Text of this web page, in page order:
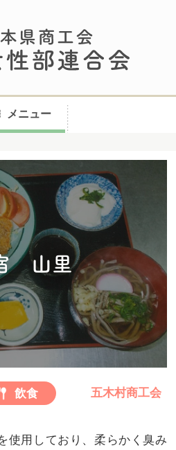
メニュー
山里
飲食 五木村商工会
使用しており、柔らかく臭み